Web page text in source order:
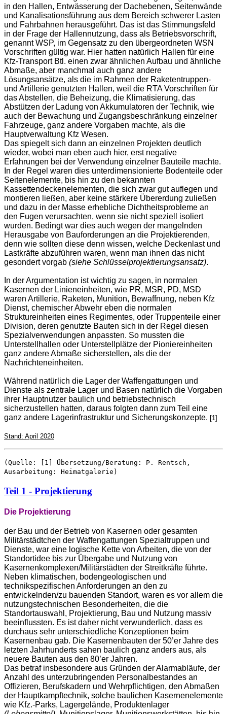
in den Hallen, Entwässerung der Dachebenen, Seitenwände
und Kanalisationsführung aus dem Bereich schwerer Lasten
und Fahrbahnen herausgeführt. Das ist das Stimmungsfeld
in der Frage der Hallennutzung, dass als Betriebsvorschrift,
genannt WSP, im Gegensatz zu den übergeordneten WSN
Vorschriften gültig war. Hier hatten natürlich Hallen für eine
Kfz-Transport Btl. einen zwar ähnlichen Aufbau und ähnliche
Abmaße, aber manchmal auch ganz andere
Lösungsansätze, als die im Rahmen der Raketentruppen-
und Artillerie genutzten Hallen, weil die RTA Vorschriften für
das Abstellen, die Beheizung, die Klimatisierung, das
Abstützen der Ladung von Akkumulatoren der Technik, wie
auch der Bewachung und Zugangsbeschränkung einzelner
Fahrzeuge, ganz andere Vorgaben machte, als die
Hauptverwaltung Kfz Wesen.
Das spiegelt sich dann an einzelnen Projekten deutlich
wieder, wobei man eben auch hier, erst negative
Erfahrungen bei der Verwendung einzelner Bauteile machte.
In der Regel waren dies unterdimensionierte Bodenteile oder
Seitenelemente, bis hin zu den bekannten
Kassettendeckenelementen, die sich zwar gut auflegen und
montieren ließen, aber keine stärkere Übererdung zuließen
und dazu in der Masse erhebliche Dichtheitsprobleme an
den Fugen verursachten, wenn sie nicht speziell isoliert
wurden. Bedingt war dies auch wegen der mangelnden
Herausgabe von Bauforderungen an die Projektierenden,
denn wie sollten diese denn wissen, welche Deckenlast und
Lastkräfte abzuführen waren, wenn man ihnen das nicht
gesondert vorgab (siehe Schlüsselprojektierungsansatz).
In der Argumentation ist wichtig zu sagen, in normalen
Kasernen der Linieneinheiten, wie PR, MSR, PD, MSD
waren Artillerie, Raketen, Munition, Bewaffnung, neben Kfz
Dienst, chemischer Abwehr eben die normalen
Struktureinheiten eines Regimentes, oder Truppenteile einer
Division, deren genutzte Bauten sich in der Regel diesen
Spezialverwendungen anpassten. So mussten die
Unterstellhallen oder Unterstellplätze der Pioniereinheiten
ganz andere Abmaße sicherstellen, als die der
Nachrichteneinheiten.
Während natürlich die Lager der Waffengattungen und
Dienste als zentrale Lager und Basen natürlich die Vorgaben
ihrer Hauptnutzer baulich und betriebstechnisch
sicherzustellen hatten, daraus folgten dann zum Teil eine
ganz andere Lagerinfrastruktur und Sicherungskonzepte. [1]
Stand: April 2020
(Quelle: [1] Übersetzung/Beratung: P. Rentsch,
Ausarbeitung: Heimatgalerie)
Teil 1 - Projektierung
Die Projektierung
der Bau und der Betrieb von Kasernen oder gesamten
Militärstädtchen der Waffengattungen Spezialtruppen und
Dienste, war eine logische Kette von Arbeiten, die von der
Standortidee bis zur Übergabe und Nutzung von
Kasernenkomplexen/Militärstädten der Streitkräfte führte.
Neben klimatischen, bodengeologischen und
technikspezifischen Anforderungen an den zu
entwickelnden/zu bauenden Standort, waren es vor allem die
nutzungstechnischen Besonderheiten, die die
Standortauswahl, Projektierung, Bau und Nutzung massiv
beeinflussten. Es ist daher nicht verwunderlich, dass es
durchaus sehr unterschiedliche Konzeptionen beim
Kasernenbau gab. Die Kasernenbauten der 50’er Jahre des
letzten Jahrhunderts sahen baulich ganz anders aus, als
neuere Bauten aus den 80’er Jahren.
Das betraf insbesondere aus Gründen der Alarmabläufe, der
Anzahl des unterzubringenden Personalbestandes an
Offizieren, Berufskadern und Wehrpflichtigen, den Abmaßen
der Hauptkampftechnik, solche baulichen Kasernenelemente
wie Kfz.-Parks, Lagergelände, Produktenlager